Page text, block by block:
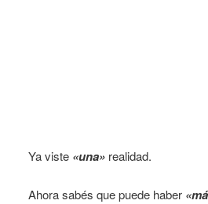
Ya viste «una»realidad.
Ahora sabés que puede haber